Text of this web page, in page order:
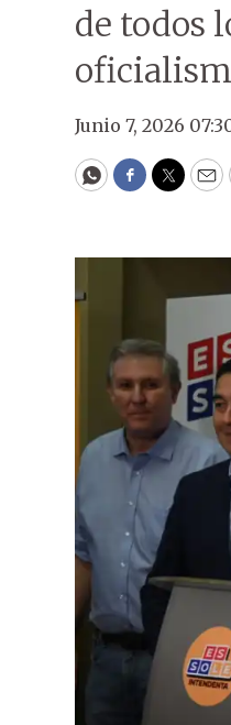
de todos
Junio 7, 2026
WhatsApp
Facebook